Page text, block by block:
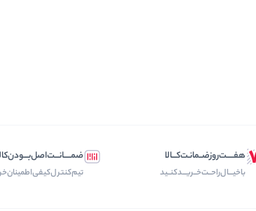
هفـــــت‌روز‌ضــمانـت‌کـــالا
با‌خیـــال‌راحــت‌‌‌خــریـــد‌کنــید